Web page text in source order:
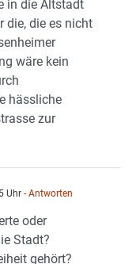
in die Altstadt
die, die es nicht
wäre kein
hässliche
zur
Uhr - Antworten
oder
Stadt?
gehört?